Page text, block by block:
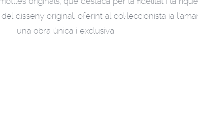
disseny original, oferint al col·leccionista ia
una obra única i exclusiva